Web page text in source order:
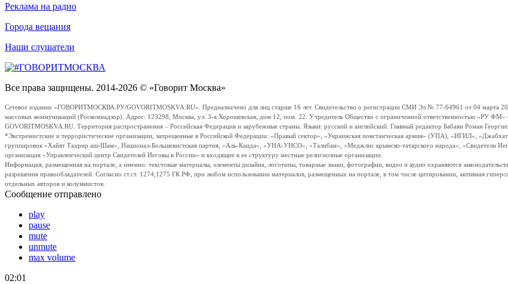
Реклама на радио
Города вещания
Наши слушатели
Все права защищены. 2014-2026 © «Говорит Москва»
Сетевое издание «ГОВОРИТМОСКВА.РУ/GOVORITMOSKVA.RU». Предназначено для лиц старше 16 лет. Свидетельство о регистрации СМИ Эл № 77-64961 от 04 марта
массовых коммуникаций (Роскомнадзор). Адрес: 123298, Москва, ул. 3-я Хорошевская, дом 12, пом. 22. Учредитель Общество с ограниченной ответственностью «РУ
GOVORITMOSKVA.RU. Территория распространения – Российская Федерация и зарубежные страны. Языки: русский и английский. Главный редактор Бабаян Роман
*Экстремистские и террористические организации, запрещенные в Российской Федерации: «Правый сектор», «Украинская повстанческая армия» (УПА), «ИГИЛ»,
группировок «Хайят Тахрир аш-Шам», Национал-Большевистская партия, «Аль-Каида», «УНА-УНСО», «Талибан», «Меджлис крымско-татарского народа», «Свидетели
организация «Управленческий центр Свидетелей Иеговы в России» и входящие в ее структуру местные религиозные организации.
Информация, размещенная на портале, а именно: текстовые материалы, элементы дизайна, логотипы, товарные знаки, фотографии, видео и аудио охраняются
разрешения правообладателей. Согласно ст.ст. 1274,1275 ГК РФ, при любом использовании материалов, размещенных на портале, в том числе цитировании, активная
отдельных авторов и колумнистов.
Сообщение отправлено
play
pause
mute
unmute
max volume
02:01